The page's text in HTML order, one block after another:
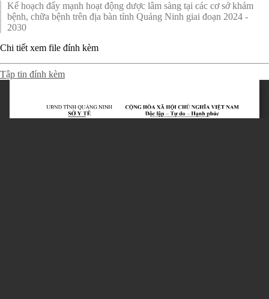
Kế hoạch đẩy mạnh hoạt động dược lâm sàng tại các cơ sở khám
bệnh, chữa bệnh trên địa bàn tỉnh Quảng Ninh giai đoạn 2024 -
2030
Chi tiết xem file đính kèm
Tập tin đính kèm